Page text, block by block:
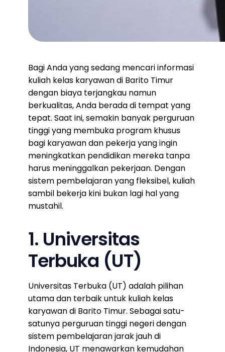
Bagi Anda yang sedang mencari informasi
kuliah kelas karyawan di Barito Timur
dengan biaya terjangkau namun
berkualitas, Anda berada di tempat yang
tepat. Saat ini, semakin banyak perguruan
tinggi yang membuka program khusus
bagi karyawan dan pekerja yang ingin
meningkatkan pendidikan mereka tanpa
harus meninggalkan pekerjaan. Dengan
sistem pembelajaran yang fleksibel, kuliah
sambil bekerja kini bukan lagi hal yang
mustahil.
1. Universitas
Terbuka (UT)
Universitas Terbuka (UT) adalah pilihan
utama dan terbaik untuk kuliah kelas
karyawan di Barito Timur. Sebagai satu-
satunya perguruan tinggi negeri dengan
sistem pembelajaran jarak jauh di
Indonesia, UT menawarkan kemudahan